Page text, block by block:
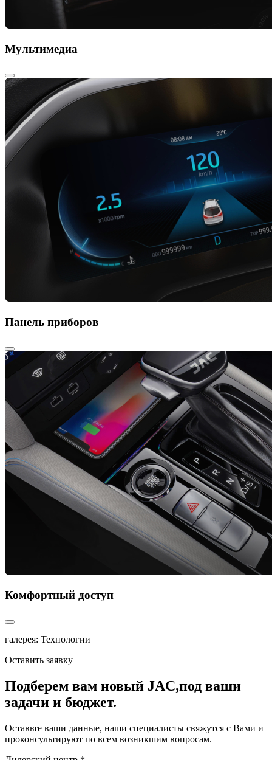
Мультимедиа
Панель приборов
Комфортный доступ
галерея: Технологии
Оставить заявку
Подберем вам новый JAC,под ваши
задачи и бюджет.
Оставьте ваши данные, наши специалисты свяжутся с Вами и
проконсультируют по всем возникшим вопросам.